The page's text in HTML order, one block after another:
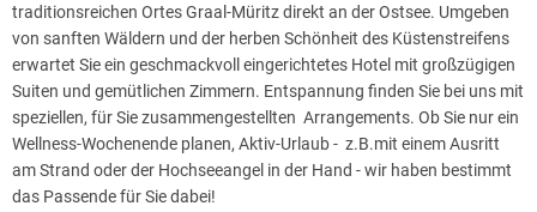
traditionsreichen Ortes Graal-Müritz direkt an der Ostsee. Umgeben
von sanften Wäldern und der herben Schönheit des Küstenstreifens
erwartet Sie ein geschmackvoll eingerichtetes Hotel mit großzügigen
Suiten und gemütlichen Zimmern. Entspannung finden Sie bei uns mit
speziellen, für Sie zusammengestellten Arrangements. Ob Sie nur ein
Wellness-Wochenende planen, Aktiv-Urlaub - z.B.mit einem Ausritt
am Strand oder der Hochseeangel in der Hand - wir haben bestimmt
das Passende für Sie dabei!